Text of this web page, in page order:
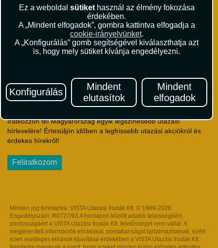
Ez a weboldal sütikethasznál az élmény fokozása
érdekében.
A „Mindent elfogadok”, gombra kattintva elfogadja a
cookie-irányelvünket.
A „Konfigurálás” gomb segítségével kiválaszthatja azt
is, hogy mely sütiket kívánja engedélyezni.
Konfigurálás
Mindent
elutasítok
Mindent
elfogadok
Környezettudatosság
Utazási Csomag Szerződési Feltételek
Útlemondás-biztosítás Szerződési Feltételek
Utasbiztosítás Szerződési Feltételek
Repülőjegy Szerződési Feltételek
Hírlevél
Iratkozzon fel Magyarország egyik legszínesebb utazási
hírlevelére! Értesüljön időben a legfrissebb utazási akciókról és
érdekes hírekről!
Feliratkozom
Minden jog fenntartva. VISTA Utazási Irodák Kft. © 1989-2026.
Engedélyszám: R0727/93 A honlapon közölt adatok teljességéért,
pontosságáért a VISTA Utazási Irodák Kft. felelősséget nem vállal. A
megjelenített információk elírásokat, pontatlanságot tartalmazhatnak, ezért
ezen esetleges elírások kijavítása érdekében a VISTA Utazási Irodák Kft.